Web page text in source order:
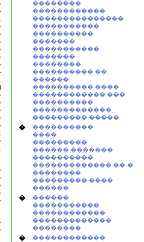
��������
������������
���������������
�����������
����������
�������
�����������
�������
��������
���������� ��.
������
���������� ����
������������ ���
����������
�������������
��������� �����
�
����������
����
���������
������ �������
����������
������������� ��-�
��������
��������� ����
������
�
������
�����������
������������
�������������
��������
� ������������